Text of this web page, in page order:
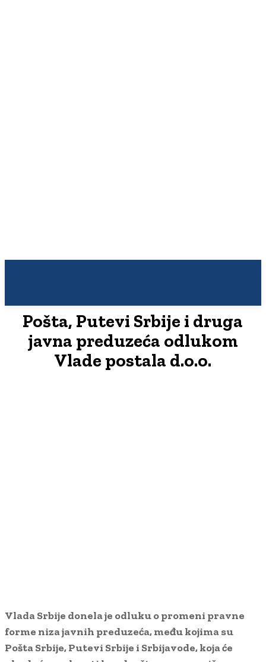
Pošta, Putevi Srbije i druga
javna preduzeća odlukom
Vlade postala d.o.o.
Vlada Srbije donela je odluku o promeni pravne
forme niza javnih preduzeća, među kojima su
Pošta Srbije, Putevi Srbije i Srbijavode, koja će